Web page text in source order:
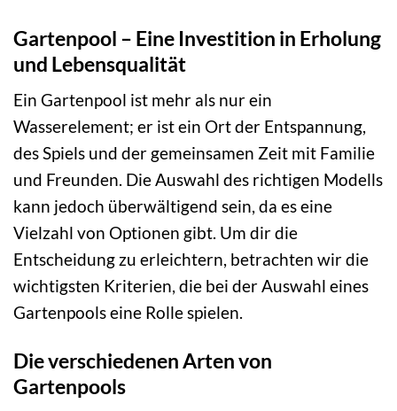
Gartenpool – Eine Investition in Erholung
und Lebensqualität
Ein Gartenpool ist mehr als nur ein
Wasserelement; er ist ein Ort der Entspannung,
des Spiels und der gemeinsamen Zeit mit Familie
und Freunden. Die Auswahl des richtigen Modells
kann jedoch überwältigend sein, da es eine
Vielzahl von Optionen gibt. Um dir die
Entscheidung zu erleichtern, betrachten wir die
wichtigsten Kriterien, die bei der Auswahl eines
Gartenpools eine Rolle spielen.
Die verschiedenen Arten von
Gartenpools